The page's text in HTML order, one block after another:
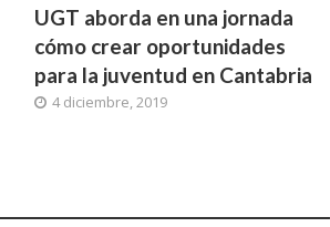
UGT aborda en una jornada
cómo crear oportunidades
para la juventud en Cantabria
4 diciembre, 2019